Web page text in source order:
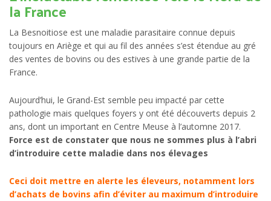
la France
La Besnoitiose est une maladie parasitaire connue depuis
toujours en Ariège et qui au fil des années s’est étendue au gré
des ventes de bovins ou des estives à une grande partie de la
France.
Aujourd’hui, le Grand-Est semble peu impacté par cette
pathologie mais quelques foyers y ont été découverts depuis 2
ans, dont un important en Centre Meuse à l’automne 2017.
Force est de constater que nous ne sommes plus à l’abri
d’introduire cette maladie dans nos élevages
Ceci doit mettre en alerte les éleveurs, notamment lors
d’achats de bovins afin d’éviter au maximum d’introduire